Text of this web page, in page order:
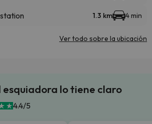
1.3 km 4 min
Ver todo sobre la ubicación
esquiadora lo tiene claro
4.4/5